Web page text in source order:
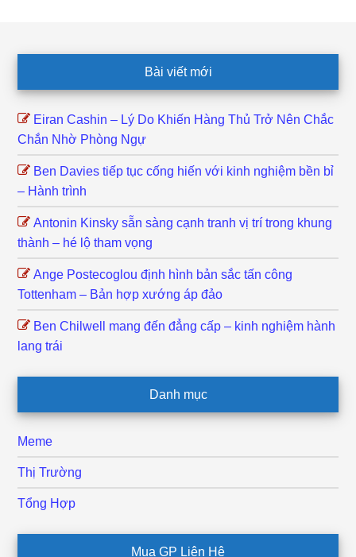
Bài viết mới
Eiran Cashin – Lý Do Khiến Hàng Thủ Trở Nên Chắc
Chắn Nhờ Phòng Ngự
Ben Davies tiếp tục cống hiến với kinh nghiệm bền bỉ
– Hành trình
Antonin Kinsky sẵn sàng cạnh tranh vị trí trong khung
thành – hé lộ tham vọng
Ange Postecoglou định hình bản sắc tấn công
Tottenham – Bản hợp xướng áp đảo
Ben Chilwell mang đến đẳng cấp – kinh nghiệm hành
lang trái
Danh mục
Meme
Thị Trường
Tổng Hợp
Mua GP Liên Hệ